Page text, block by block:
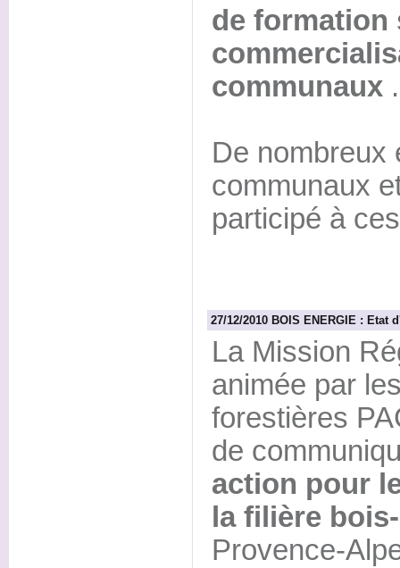
de formation
communaux .
De nombreux
communaux
participé à
27/12/2010 BOIS ENERGIE :
La Mission
animée par
forestières
de
action pour
la filière
Provence-